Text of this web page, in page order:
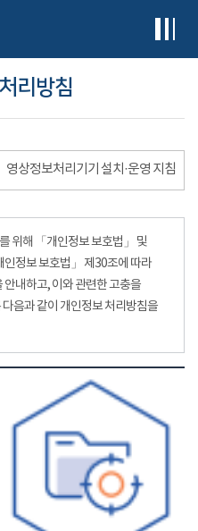
리방침
영상정보처리기기 설치·운영 지침
위해 「개인정보 보호법」 및
인정보 보호법」 제30조에 따라
안내하고, 이와 관련한 고충을
음과 같이 개인정보 처리방침을